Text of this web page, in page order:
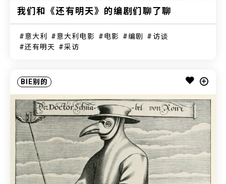
我们和《还有明天》的编剧们聊了聊
意大利 意大利电影 电影 编剧
访谈
还有明天
采访
BIE别的